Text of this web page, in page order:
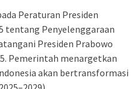
Peraturan Presiden
tentang Penyelenggaraan
Presiden Prabowo
Pemerintah menargetkan
akan bertransformasi